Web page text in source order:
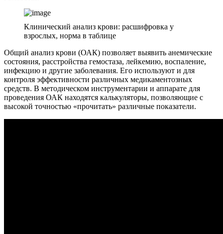
Клинический анализ крови: расшифровка у
взрослых, норма в таблице
Общий анализ крови (ОАК) позволяет выявить анемические
состояния, расстройства гемостаза, лейкемию, воспаление,
инфекцию и другие заболевания. Его используют и для
контроля эффективности различных медикаментозных
средств. В методическом инструментарии и аппарате для
проведения ОАК находятся калькуляторы, позволяющие с
высокой точностью «прочитать» различные показатели.